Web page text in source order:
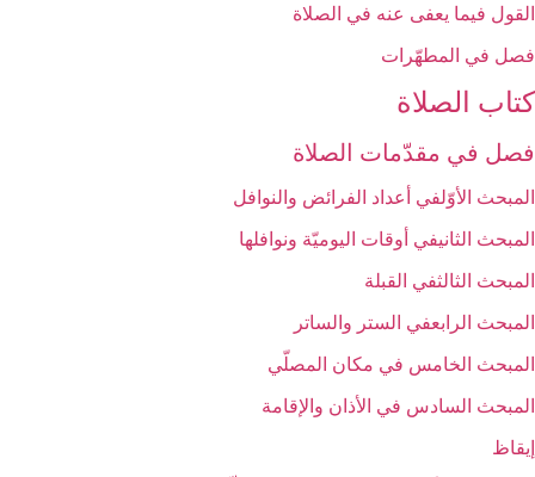
القول فيما يعفى عنه في الصلاة
فصل في المطهّرات‏
كتاب الصلاة
فصل في مقدّمات الصلاة
المبحث الأوّل‏في أعداد الفرائض والنوافل‏
المبحث الثاني‏في أوقات اليوميّة ونوافلها
المبحث الثالث‏في القبلة
المبحث الرابع‏في الستر والساتر
المبحث الخامس ‏في مكان المصلّي‏
المبحث السادس‏ في الأذان والإقامة
إيقاظ